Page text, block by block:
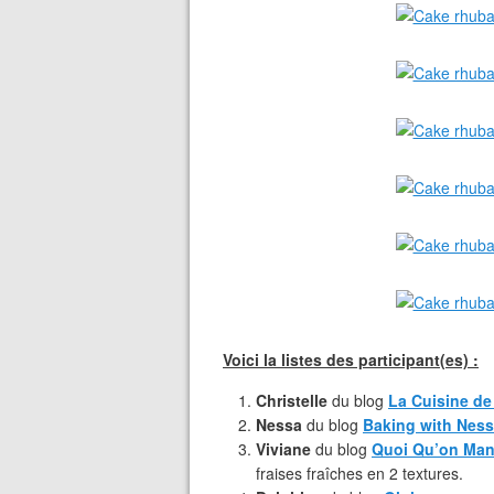
Voici la listes des participant(es) :
Christelle du blog La Cuisine
Nessa du blog Baking with
Viviane du blog Quoi Qu’on
fraises fraîches en 2 textures.